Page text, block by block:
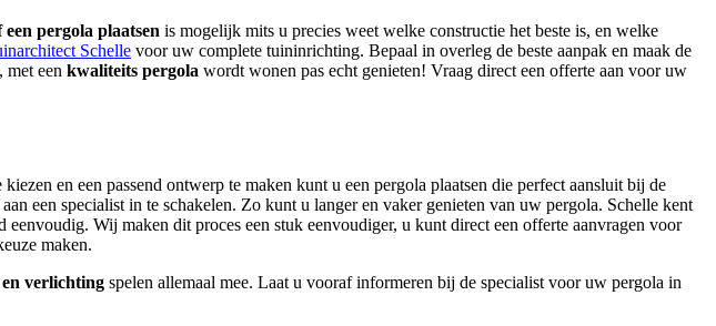
een pergola plaatsen is mogelijk mits u precies weet welke constructie het beste is, en welke
Schelle voor uw complete tuininrichting. Bepaal in overleg de beste aanpak en maak de
met een kwaliteits pergola wordt wonen pas echt genieten! Vraag direct een offerte aan voor uw
en een passend ontwerp te maken kunt u een pergola plaatsen die perfect aansluit bij de
een specialist in te schakelen. Zo kunt u langer en vaker genieten van uw pergola. Schelle kent
Wij maken dit proces een stuk eenvoudiger, u kunt direct een offerte aanvragen voor
maken.
verlichting spelen allemaal mee. Laat u vooraf informeren bij de specialist voor uw pergola in